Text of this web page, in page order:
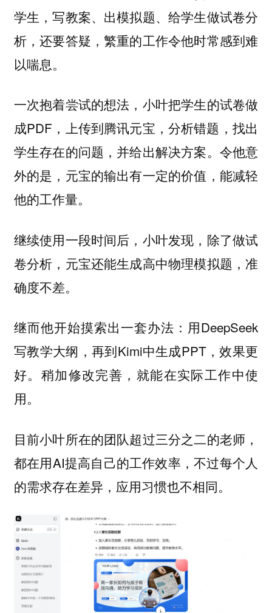
学生，写教案、出模拟题、给学生做试卷分
析，还要答疑，繁重的工作令他时常感到难
以喘息。
一次抱着尝试的想法，小叶把学生的试卷做
成PDF，上传到腾讯元宝，分析错题，找出
学生存在的问题，并给出解决方案。令他意
外的是，元宝的输出有一定的价值，能减轻
他的工作量。
继续使用一段时间后，小叶发现，除了做试
卷分析，元宝还能生成高中物理模拟题，准
确度不差。
继而他开始摸索出一套办法：用DeepSeek
写教学大纲，再到Kimi中生成PPT，效果更
好。稍加修改完善，就能在实际工作中使
用。
目前小叶所在的团队超过三分之二的老师，
都在用AI提高自己的工作效率，不过每个人
的需求存在差异，应用习惯也不相同。